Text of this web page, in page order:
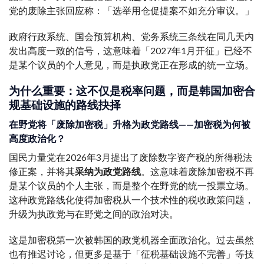
党的废除主张回应称：「选举用仓促提案不如充分审议。」
政府行政系统、国会预算机构、党务系统三条线在同几天内
发出高度一致的信号，这意味着「2027年1月开征」已经不
是某个议员的个人意见，而是执政党正在形成的统一立场。
为什么重要：这不仅是税率问题，而是韩国加密合
规基础设施的路线抉择
在野党将「废除加密税」升格为政党路线——加密税为何被
高度政治化？
国民力量党在2026年3月提出了废除数字资产税的所得税法
修正案，并将其采纳为政党路线。这意味着废除加密税不再
是某个议员的个人主张，而是整个在野党的统一投票立场。
这种政党路线化使得加密税从一个技术性的税收政策问题，
升级为执政党与在野党之间的政治对决。
这是加密税第一次被韩国的政党机器全面政治化。过去虽然
也有推迟讨论，但更多是基于「征税基础设施不完善」等技